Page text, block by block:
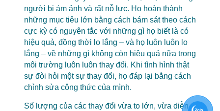
người bị ám ảnh và rất nỗ lực. Họ hoàn thành
những mục tiêu lớn bằng cách bám sát theo cách
cực kỳ có nguyên tắc với những gì họ biết là có
hiệu quả, đồng thời lo lắng – và họ luôn luôn lo
lắng – về những gì không còn hiệu quả nữa trong
môi trường luôn luôn thay đổi. Khi tình hình thật
sự đòi hỏi một sự thay đổi, họ đáp lại bằng cách
chỉnh sửa công thức của mình.
Số lượng của các thay đổi vừa to lớn, vừa diễn